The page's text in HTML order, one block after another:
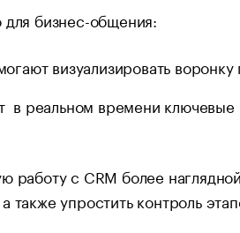
для бизнес-общения:
визуализировать
реальном времени ключевые
работу с CRM более
упростить контроль